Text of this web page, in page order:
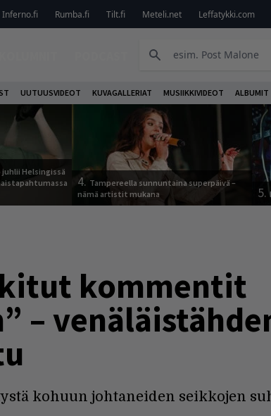
Inferno.fi Rumba.fi Tilt.fi Meteli.net Leffatykki.com
UUTUUSVIDEOT KUVAGALLERIAT MUSIIKKIVIDEOT ALBUMIT
Helsingissä
4. Tampereella sunnuntaina superpäivä –
nämä artistit mukana
5.
kommentit
–
kohuun johtaneiden seikkojen